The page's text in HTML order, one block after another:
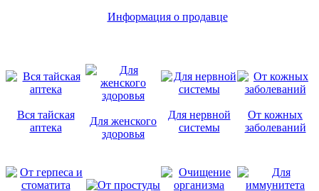
Информация о продавце
Вся тайская
аптека
Для женского
здоровья
Для нервной
системы
От кожных
заболеваний